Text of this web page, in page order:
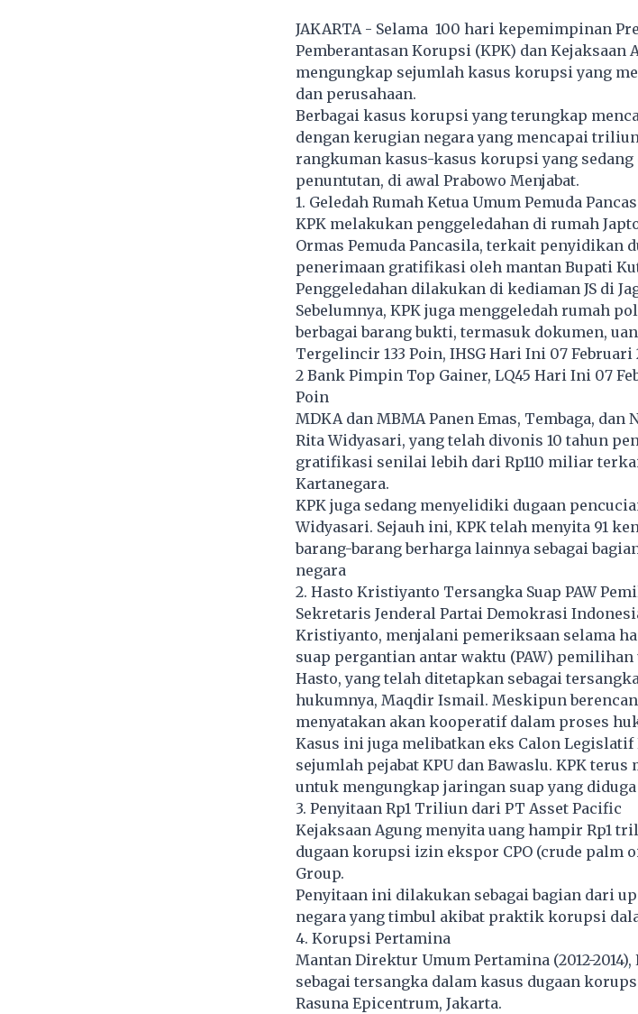
JAKARTA - Selama 100 hari kepemimpinan
Pemberantasan Korupsi (KPK) dan Kejaksaan
mengungkap sejumlah kasus korupsi yang
dan perusahaan.
Berbagai kasus korupsi yang terungkap
dengan kerugian negara yang mencapai
rangkuman kasus-kasus korupsi yang
penuntutan, di awal Prabowo Menjabat.
1. Geledah Rumah Ketua Umum Pemuda
KPK melakukan penggeledahan di rumah
Ormas Pemuda Pancasila, terkait penyidikan
penerimaan gratifikasi oleh mantan Bupati
Penggeledahan dilakukan di kediaman JS di
Sebelumnya, KPK juga menggeledah rumah
berbagai barang bukti, termasuk dokumen,
Tergelincir 133 Poin, IHSG Hari Ini 07 Februari
2 Bank Pimpin Top Gainer, LQ45 Hari Ini 07
Poin
MDKA dan MBMA Panen Emas, Tembaga, dan
Rita Widyasari, yang telah divonis 10 tahun
gratifikasi senilai lebih dari Rp110 miliar
Kartanegara.
KPK juga sedang menyelidiki dugaan
Widyasari. Sejauh ini, KPK telah menyita 91
barang-barang berharga lainnya sebagai
negara
2. Hasto Kristiyanto Tersangka Suap PAW
Sekretaris Jenderal Partai Demokrasi
Kristiyanto, menjalani pemeriksaan selama
suap pergantian antar waktu (PAW) pemilihan
Hasto, yang telah ditetapkan sebagai
hukumnya, Maqdir Ismail. Meskipun
menyatakan akan kooperatif dalam proses
Kasus ini juga melibatkan eks Calon Legislatif
sejumlah pejabat KPU dan Bawaslu. KPK
untuk mengungkap jaringan suap yang
3. Penyitaan Rp1 Triliun dari PT Asset Pacific
Kejaksaan Agung menyita uang hampir Rp1
dugaan korupsi izin ekspor CPO (crude palm
Group.
Penyitaan ini dilakukan sebagai bagian dari
negara yang timbul akibat praktik korupsi
4. Korupsi Pertamina
Mantan Direktur Umum Pertamina (2012-
sebagai tersangka dalam kasus dugaan
Rasuna Epicentrum, Jakarta.